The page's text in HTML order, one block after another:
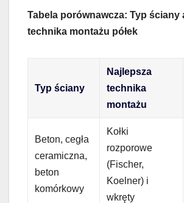
Tabela porównawcza: Typ ściany
technika montażu półek
Typ ściany
Najlepsza
technika
montażu
Beton, cegła
ceramiczna,
beton
komórkowy
Kołki
rozporowe
(Fischer,
Koelner) i
wkręty